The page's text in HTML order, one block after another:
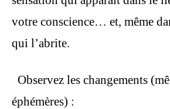
votre conscience… et, même
qui l’abrite.
Observez les changements
éphémères) :